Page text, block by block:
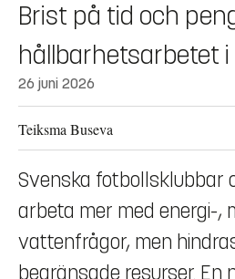
Brist på tid och
hållbarhetsarbetet
26 juni 2026
Teiksma Buseva
Svenska fotbollsklubbar
arbeta mer med energi-,
vattenfrågor, men
begränsade resurser. En